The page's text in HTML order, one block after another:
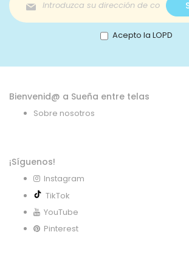
a
nuestro
boletín
de
Acepto la LOPD
Bienvenid@ a Sueña entre telas
Sobre nosotros
¡Síguenos!
Instagram
TikTok
YouTube
Pinterest